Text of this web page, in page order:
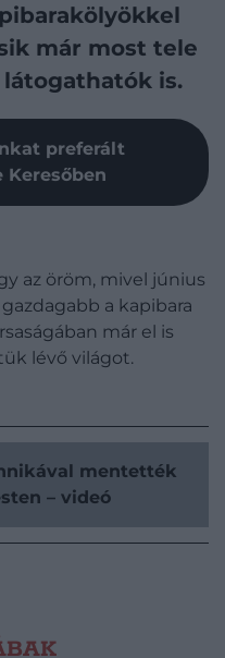
már most tele
is.
preferált
Keresőben
az öröm, mivel június
a kapibara
már el is
lévő világot.
mentették
– videó